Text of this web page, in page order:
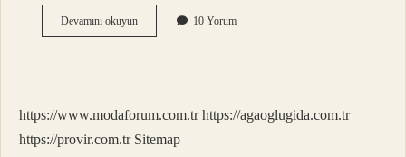
Devamını okuyunEn
Iyi
10 Yorum
https://www.modaforum.com.tr https://agaoglugida.com.tr
https://provir.com.tr Sitemap